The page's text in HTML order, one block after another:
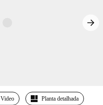
Video Planta detalhada